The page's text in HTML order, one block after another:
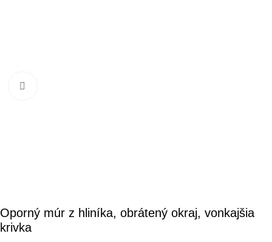
Oporný múr z hliníka, obrátený okraj, vonkajšia
krivka